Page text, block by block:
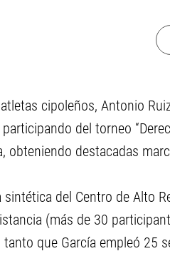
cipoleños, Antonio
del torneo
obteniendo destacadas
sintética del Centro de Alto
(más de 30
tanto que García empleó 25